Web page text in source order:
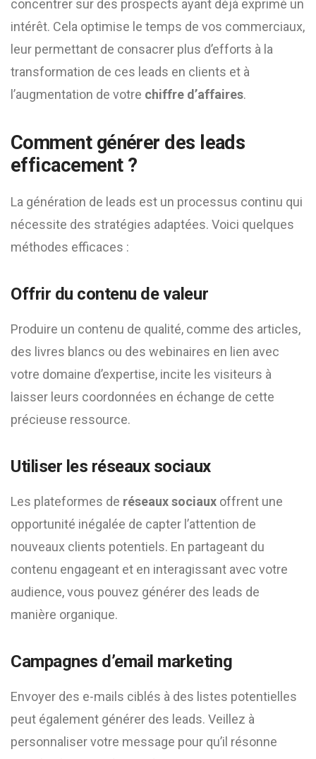
concentrer sur des prospects ayant déjà exprimé un
intérêt. Cela optimise le temps de vos commerciaux,
leur permettant de consacrer plus d’efforts à la
transformation de ces leads en clients et à
l’augmentation de votre chiffre d’affaires.
Comment générer des leads
efficacement ?
La génération de leads est un processus continu qui
nécessite des stratégies adaptées. Voici quelques
méthodes efficaces :
Offrir du contenu de valeur
Produire un contenu de qualité, comme des articles,
des livres blancs ou des webinaires en lien avec
votre domaine d’expertise, incite les visiteurs à
laisser leurs coordonnées en échange de cette
précieuse ressource.
Utiliser les réseaux sociaux
Les plateformes de réseaux sociaux offrent une
opportunité inégalée de capter l’attention de
nouveaux clients potentiels. En partageant du
contenu engageant et en interagissant avec votre
audience, vous pouvez générer des leads de
manière organique.
Campagnes d’email marketing
Envoyer des e-mails ciblés à des listes potentielles
peut également générer des leads. Veillez à
personnaliser votre message pour qu’il résonne